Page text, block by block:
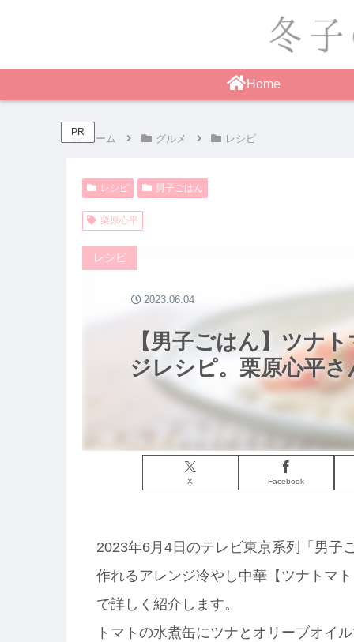
Home
PR
ホーム グルメ レシピ
レシピ 男子ごはん
栗原心平
【男子ごはん】ツナ
ジレシピ。栗原心平さ
レシピ
X Facebook
2023.06.04
2023年6月4日のテレビ東京系列「男子
作れるアレンジ冷やし中華【ツナトマ
で詳しく紹介します。
トマトの水煮缶にツナとオリーブオイ